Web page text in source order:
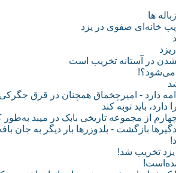
ها
خانه‌ای صفوی در یزد
در آستانه تخریب است
می‌شود؟!
دارد - امیرچخماق همچنان در قرق
باید توبه کند
از مجموعه تاریخی بابک در میبد
بازگشت - بلدوزرها بار دیگر به جان
یزد تخریب شد!